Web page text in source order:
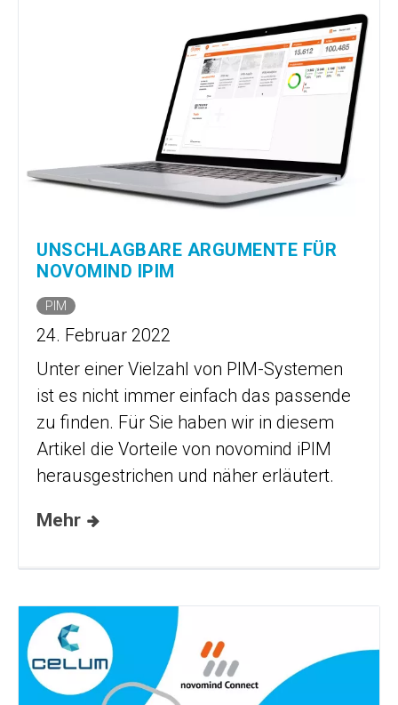
UNSCHLAGBARE ARGUMENTE FÜR
NOVOMIND IPIM
PIM
24. Februar 2022
Unter einer Vielzahl von PIM-Systemen
ist es nicht immer einfach das passende
zu finden. Für Sie haben wir in diesem
Artikel die Vorteile von novomind iPIM
herausgestrichen und näher erläutert.
Mehr